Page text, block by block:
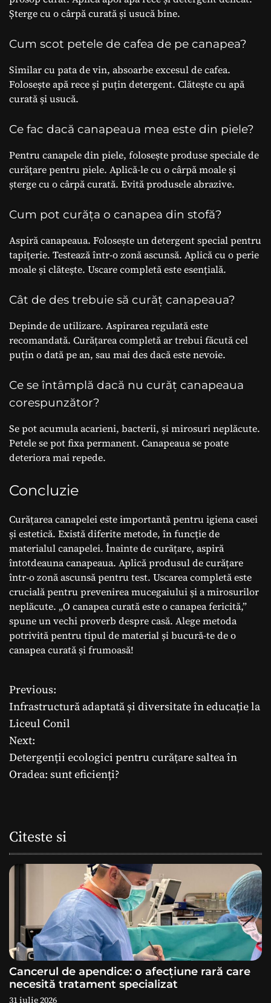
Șterge cu o cârpă curată și usucă bine.
Cum scot petele de cafea de pe canapea?
Similar cu pata de vin, absoarbe excesul de cafea.
Folosește apă rece și puțin detergent. Clătește cu apă
curată și usucă.
Ce fac dacă canapeaua mea este din piele?
Pentru canapele din piele, folosește produse speciale de
curățare pentru piele. Aplică-le cu o cârpă moale și
șterge cu o cârpă curată. Evită produsele abrazive.
Cum pot curăța o canapea din stofă?
Aspiră canapeaua. Folosește un detergent special pentru
tapițerie. Testează într-o zonă ascunsă. Aplică cu o perie
moale și clătește. Uscare completă este esențială.
Cât de des trebuie să curăț canapeaua?
Depinde de utilizare. Aspirarea regulată este
recomandată. Curățarea completă ar trebui făcută cel
puțin o dată pe an, sau mai des dacă este nevoie.
Ce se întâmplă dacă nu curăț canapeaua
corespunzător?
Se pot acumula acarieni, bacterii, și mirosuri neplăcute.
Petele se pot fixa permanent. Canapeaua se poate
deteriora mai repede.
Concluzie
Curățarea canapelei este importantă pentru igiena casei
și estetică. Există diferite metode, în funcție de
materialul canapelei. Înainte de curățare, aspiră
întotdeauna canapeaua. Aplică produsul de curățare
într-o zonă ascunsă pentru test. Uscarea completă este
crucială pentru prevenirea mucegaiului și a mirosurilor
neplăcute. „O canapea curată este o canapea fericită,”
spune un vechi proverb despre casă. Alege metoda
potrivită pentru tipul de material și bucură-te de o
canapea curată și frumoasă!
N
a
v
i
r
e
a
r
Previous:
Infrastructură adaptată și diversitate în educație la
Liceul Conil
Next:
Detergenții ecologici pentru curățare saltea în
Oradea: sunt eficienți?
Citeste si
Cancerul de apendice: o afecțiune rară care
necesită tratament specializat
31 iulie 2026